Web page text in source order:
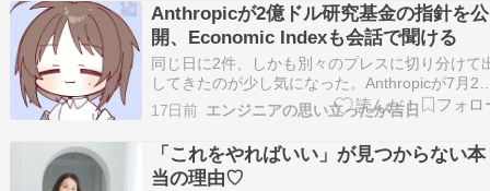
Anthropicが2億ドル研究基金の指針を公
開、Economic Indexも会話で聞ける
同じ日に2件、しかも別々のプレスに切り分けて
してきたのが少し気になった。Anthropicが7月22
日、Economic Futures Research Fund の研究ア
ェンダを公開すると同時に、Anthropic Economic
Index を Claude のコネク…
17日前 エンジニアの思い立ったが吉日
「これをやればいい」が見つからない本
当の理由♡